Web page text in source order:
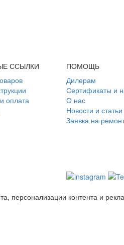
ССЫЛКИ
оплата
ПОМОЩЬ
Дилерам
Сертификаты и
О нас
Новости и статьи
Заявка на
персонализации контента и